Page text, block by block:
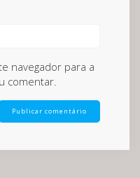
navegador para a
comentar.